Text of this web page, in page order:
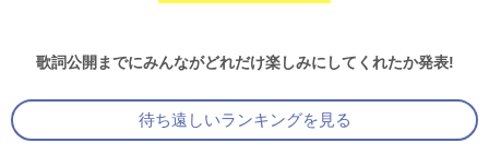
歌詞公開までにみんながどれだけ楽しみにしてくれたか発表!
待ち遠しいランキングを見る